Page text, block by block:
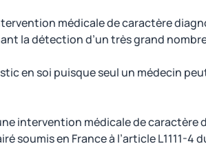
médicale de caractère
la détection d’un très grand
en soi puisque seul un médecin
intervention médicale de
soumis en France à l’article L1111-4